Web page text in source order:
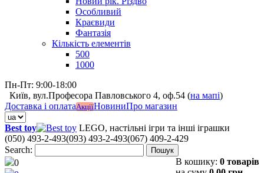
Особливий
Краєвиди
Фантазія
Кількість елементів
500
1000
Пн-Пт: 9:00-18:00
Київ, вул.Професора Павловського 4, оф.54 (на мапі)
Доставка і оплатаАкціїНовиниПро магазин
Best toy
LEGO, настільні ігри та інші іграшки
(050) 493-2-493(093) 493-2-493(067) 409-2-429
Search:
Пошук
0 В кошику: 0 товарів